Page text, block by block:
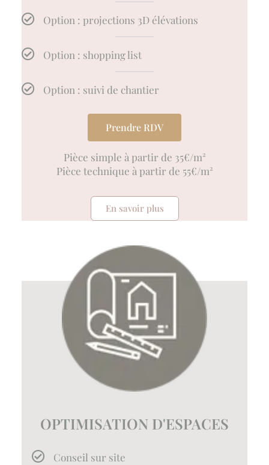
Option : projections 3D élévations
Option : shopping list
Option : suivi de chantier
Prendre RDV
Pièce simple à partir de 35€/m²
Pièce technique à partir de 55€/m²
En savoir plus
OPTIMISATION D'ESPACES
Conseil sur site